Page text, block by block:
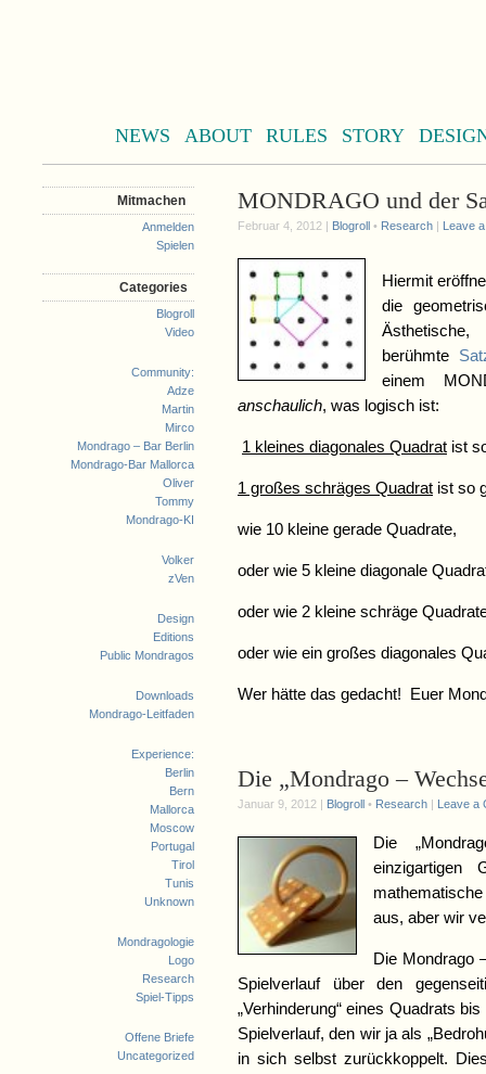
NEWS ABOUT RULES STORY
Mitmachen
Anmelden
Spielen
Categories
Blogroll
Video
Community:
Adze
Martin
Mirco
Mondrago – Bar Berlin
Mondrago-Bar Mallorca
Oliver
Tommy
Mondrago-KI
Volker
zVen
Design
Editions
Public Mondragos
Downloads
Mondrago-Leitfaden
Experience:
Berlin
Bern
Mallorca
Moscow
Portugal
Tirol
Tunis
Unknown
Mondragologie
Logo
Research
Spiel-Tipps
Offene Briefe
Uncategorized
MONDRAGO und der
Februar 4, 2012 | Blogroll • Research | Leave
Hiermit
die
berühmte
einem
anschaulich, was logisch ist:
1 kleines diagonales Quadrat ist
1 großes schräges Quadrat ist so
wie 10 kleine gerade Quadrate,
oder wie 5 kleine diagonale
oder wie 2 kleine schräge
oder wie ein großes diagonales
Wer hätte das gedacht! Euer
Die „Mondrago –
Januar 9, 2012 | Blogroll • Research | Leave a
Die
einzigartigen
mathematische
aus, aber wir
Die Mondrago
Spielverlauf über den
„Verhinderung“ eines Quadrats
Spielverlauf, den wir ja als
in sich selbst zurückkoppelt.